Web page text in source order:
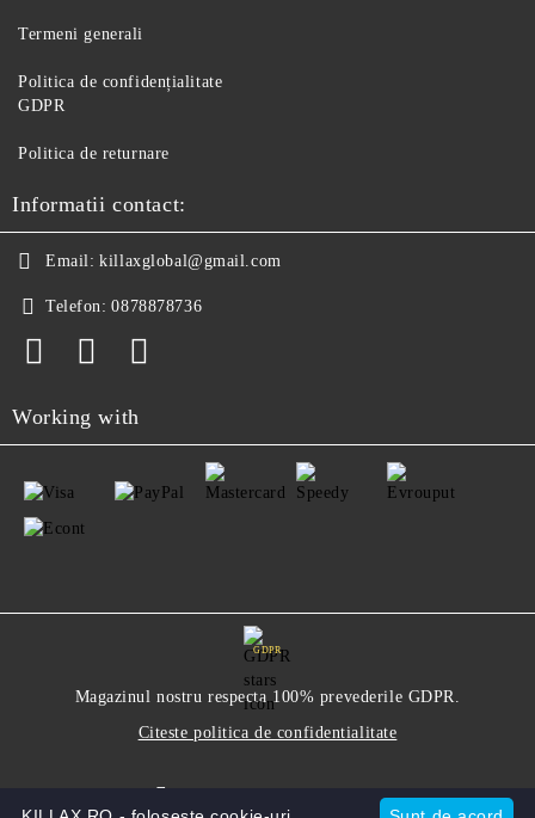
Termeni generali
Politica de confidențialitate
GDPR
Politica de returnare
Informatii contact:
Email: killaxglobal@gmail.com
Telefon: 0878878736
Working with
GDPR
Magazinul nostru respecta 100% prevederile GDPR.
Citeste politica de confidentialitate